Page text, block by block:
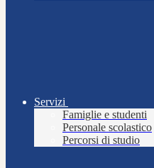
Servizi
Famiglie e studenti
Personale scolastico
Percorsi di studio